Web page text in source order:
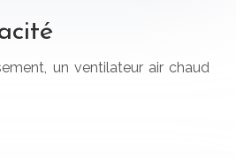
un ventilateur air chaud